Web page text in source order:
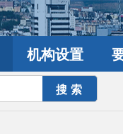
机构设置